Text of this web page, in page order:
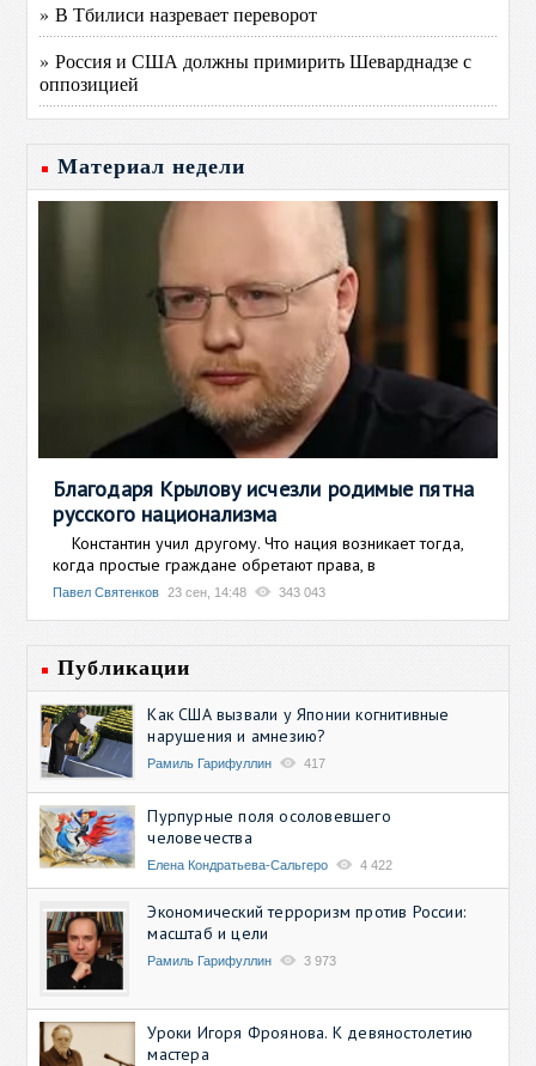
» В Тбилиси назревает переворот
» Россия и США должны примирить Шеварднадзе с
оппозицией
Материал недели
Благодаря Крылову исчезли родимые пятна
русского национализма
Константин учил другому. Что нация возникает тогда,
когда простые граждане обретают права, в
Павел Святенков 23 сен, 14:48 343 043
Публикации
Как США вызвали у Японии когнитивные
нарушения и амнезию?
Рамиль Гарифуллин 417
Пурпурные поля осоловевшего
человечества
Елена Кондратьева-Сальгеро 4 422
Экономический терроризм против России:
масштаб и цели
Рамиль Гарифуллин 3 973
Уроки Игоря Фроянова. К девяностолетию
мастера